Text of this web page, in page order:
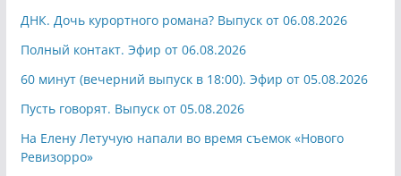
ДНК. Дочь курортного романа? Выпуск от 06.08.2026
Полный контакт. Эфир от 06.08.2026
60 минут (вечерний выпуск в 18:00). Эфир от 05.08.2026
Пусть говорят. Выпуск от 05.08.2026
На Елену Летучую напали во время съемок «Нового
Ревизорро»